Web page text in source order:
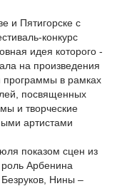
и Пятигорске с
конкурс
идея которого -
на произведения
в рамках
посвященных
и творческие
артистами
показом сцен из
Арбенина
Нины –